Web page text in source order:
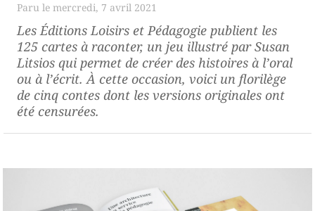
mercredi, 7 avril 2021
Les Éditions Loisirs et Pédagogie publient les
125 cartes à raconter, un jeu illustré par Susan
Litsios qui permet de créer des histoires à l’oral
ou à l’écrit. À cette occasion, voici un florilège
de cinq contes dont les versions originales ont
été censurées.